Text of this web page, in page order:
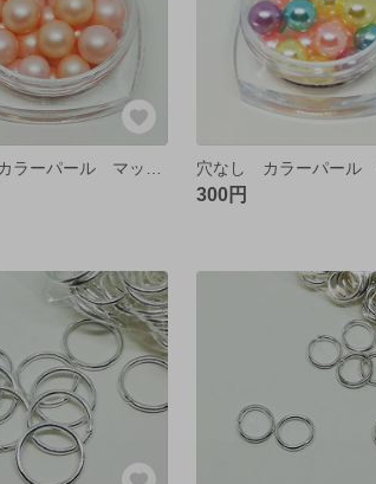
300円